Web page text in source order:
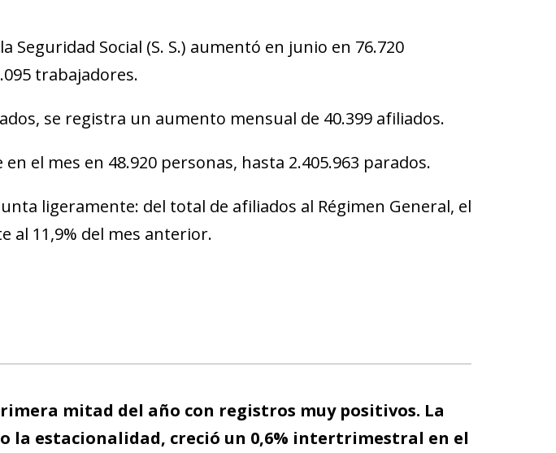
Seguridad Social (S. S.) aumentó en junio en 76.720
trabajadores.
se registra un aumento mensual de 40.399 afiliados.
el mes en 48.920 personas, hasta 2.405.963 parados.
ligeramente: del total de afiliados al Régimen General, el
al 11,9% del mes anterior.
mitad del año con registros muy positivos. La
la estacionalidad, creció un 0,6% intertrimestral en el